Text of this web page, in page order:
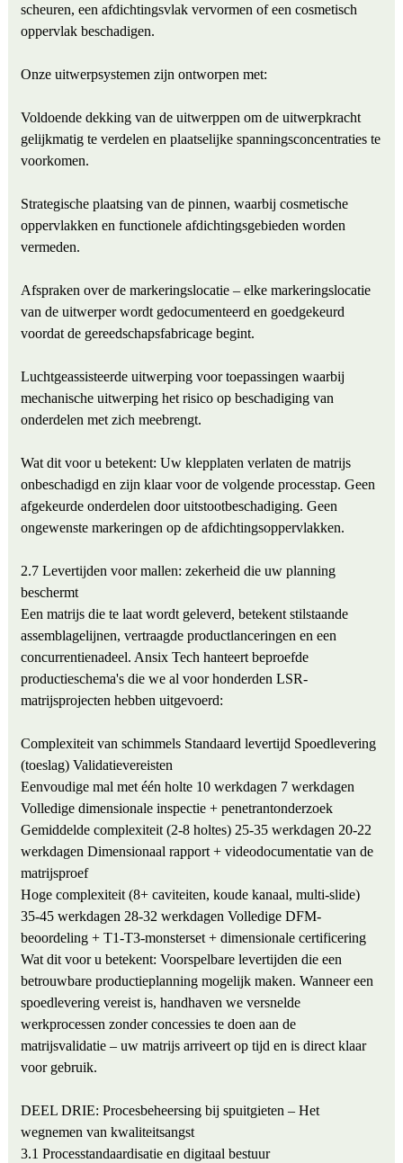
scheuren, een afdichtingsvlak vervormen of een cosmetisch
oppervlak beschadigen.
Onze uitwerpsystemen zijn ontworpen met:
Voldoende dekking van de uitwerppen om de uitwerpkracht
gelijkmatig te verdelen en plaatselijke spanningsconcentraties te
voorkomen.
Strategische plaatsing van de pinnen, waarbij cosmetische
oppervlakken en functionele afdichtingsgebieden worden
vermeden.
Afspraken over de markeringslocatie – elke markeringslocatie
van de uitwerper wordt gedocumenteerd en goedgekeurd
voordat de gereedschapsfabricage begint.
Luchtgeassisteerde uitwerping voor toepassingen waarbij
mechanische uitwerping het risico op beschadiging van
onderdelen met zich meebrengt.
Wat dit voor u betekent: Uw klepplaten verlaten de matrijs
onbeschadigd en zijn klaar voor de volgende processtap. Geen
afgekeurde onderdelen door uitstootbeschadiging. Geen
ongewenste markeringen op de afdichtingsoppervlakken.
2.7 Levertijden voor mallen: zekerheid die uw planning
beschermt
Een matrijs die te laat wordt geleverd, betekent stilstaande
assemblagelijnen, vertraagde productlanceringen en een
concurrentienadeel. Ansix Tech hanteert beproefde
productieschema's die we al voor honderden LSR-
matrijsprojecten hebben uitgevoerd:
Complexiteit van schimmels Standaard levertijd Spoedlevering
(toeslag) Validatievereisten
Eenvoudige mal met één holte 10 werkdagen 7 werkdagen
Volledige dimensionale inspectie + penetrantonderzoek
Gemiddelde complexiteit (2-8 holtes) 25-35 werkdagen 20-22
werkdagen Dimensionaal rapport + videodocumentatie van de
matrijsproef
Hoge complexiteit (8+ caviteiten, koude kanaal, multi-slide)
35-45 werkdagen 28-32 werkdagen Volledige DFM-
beoordeling + T1-T3-monsterset + dimensionale certificering
Wat dit voor u betekent: Voorspelbare levertijden die een
betrouwbare productieplanning mogelijk maken. Wanneer een
spoedlevering vereist is, handhaven we versnelde
werkprocessen zonder concessies te doen aan de
matrijsvalidatie – uw matrijs arriveert op tijd en is direct klaar
voor gebruik.
DEEL DRIE: Procesbeheersing bij spuitgieten – Het
wegnemen van kwaliteitsangst
3.1 Processtandaardisatie en digitaal bestuur